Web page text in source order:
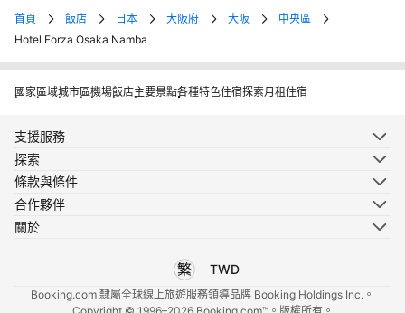
首頁 飯店 日本 大阪府 大阪
中央區
Hotel Forza Osaka Namba
國家區域城市區機場飯店主要景點各種特色住宿探索月租住宿
支援服務
探索
條款與條件
合作夥伴
關於
選擇您使用的語言
TWD
選擇您使用的貨幣
Booking.com 隸屬全球線上旅遊服務領導品牌 Booking Holdings Inc.。